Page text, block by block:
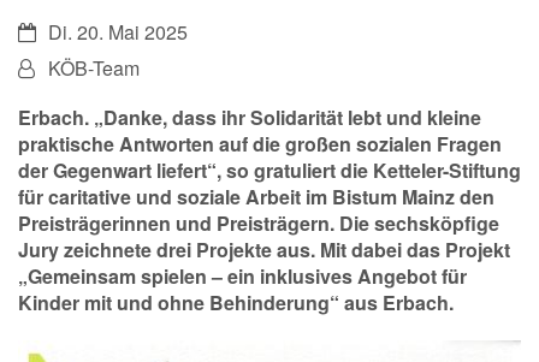
Datum:Di. 20. Mai 2025
Von:KÖB-Team
Erbach. „Danke, dass ihr Solidarität lebt und kleine
praktische Antworten auf die großen sozialen Fragen
der Gegenwart liefert“, so gratuliert die Ketteler-Stiftung
für caritative und soziale Arbeit im Bistum Mainz den
Preisträgerinnen und Preisträgern. Die sechsköpfige
Jury zeichnete drei Projekte aus. Mit dabei das Projekt
„Gemeinsam spielen – ein inklusives Angebot für
Kinder mit und ohne Behinderung“ aus Erbach.